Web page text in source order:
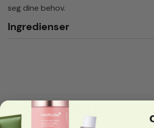
seg dine behov.
Ingredienser